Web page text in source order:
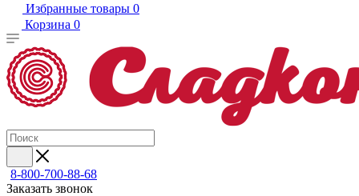
Избранные товары 0
Корзина 0
8-800-700-88-68
Заказать звонок